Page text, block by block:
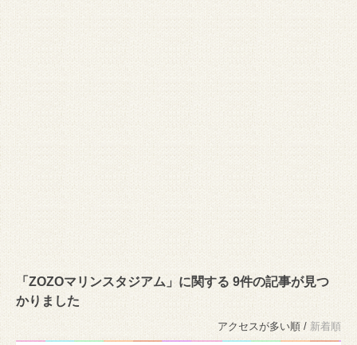
「ZOZOマリンスタジアム」に関する 9件の記事が見つ
かりました
アクセスが多い順 / 新着順